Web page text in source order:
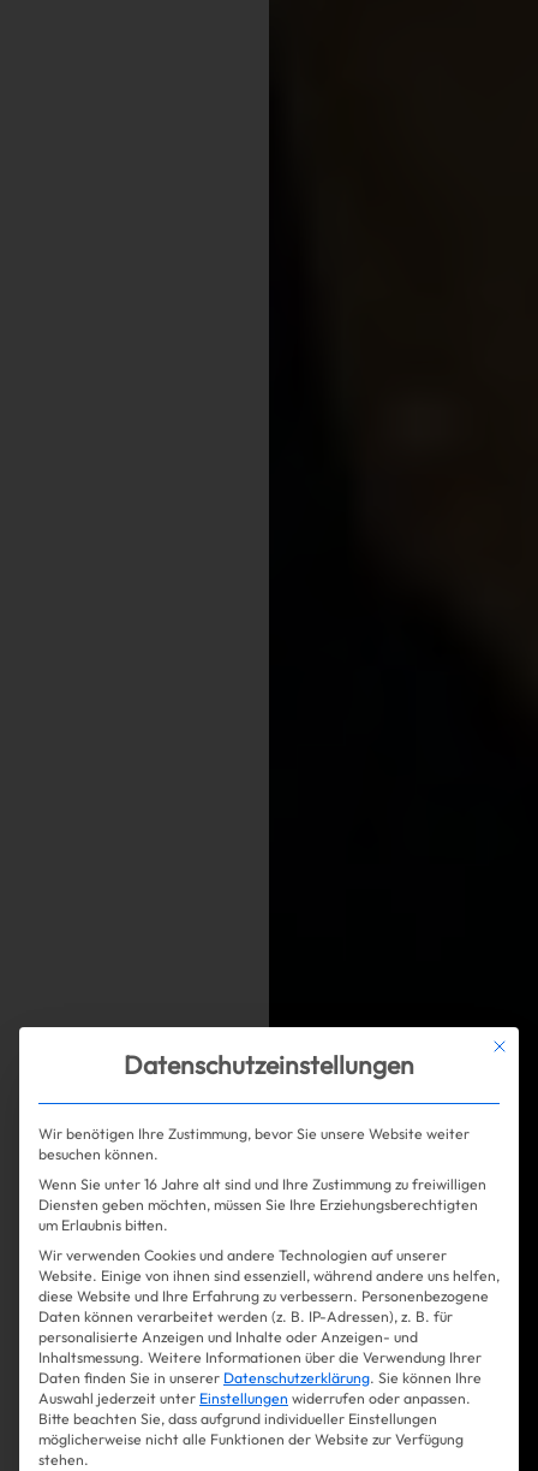
Mit
Datenschutzeinstellungen
Wir benötigen Ihre Zustimmung, bevor Sie unsere Website weiter
besuchen können.
Wenn Sie unter 16 Jahre alt sind und Ihre Zustimmung zu freiwilligen
Diensten geben möchten, müssen Sie Ihre Erziehungsberechtigten
um Erlaubnis bitten.
Wir verwenden Cookies und andere Technologien auf unserer
Website. Einige von ihnen sind essenziell, während andere uns helfen,
diese Website und Ihre Erfahrung zu verbessern. Personenbezogene
Daten können verarbeitet werden (z. B. IP-Adressen), z. B. für
personalisierte Anzeigen und Inhalte oder Anzeigen- und
Inhaltsmessung. Weitere Informationen über die Verwendung Ihrer
Daten finden Sie in unserer Datenschutzerklärung. Sie können Ihre
Auswahl jederzeit unter Einstellungen widerrufen oder anpassen.
Bitte beachten Sie, dass aufgrund individueller Einstellungen
möglicherweise nicht alle Funktionen der Website zur Verfügung
stehen.